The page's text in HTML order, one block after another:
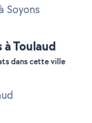
Soyons
Toulaud
dans cette ville